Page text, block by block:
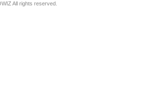
All rights reserved.